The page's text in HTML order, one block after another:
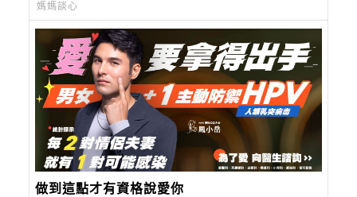
媽媽談心
做到這點才有資格說愛你